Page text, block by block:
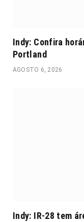
Indy: Confira
Portland
AGOSTO 6, 2026
Indy: IR-28 tem